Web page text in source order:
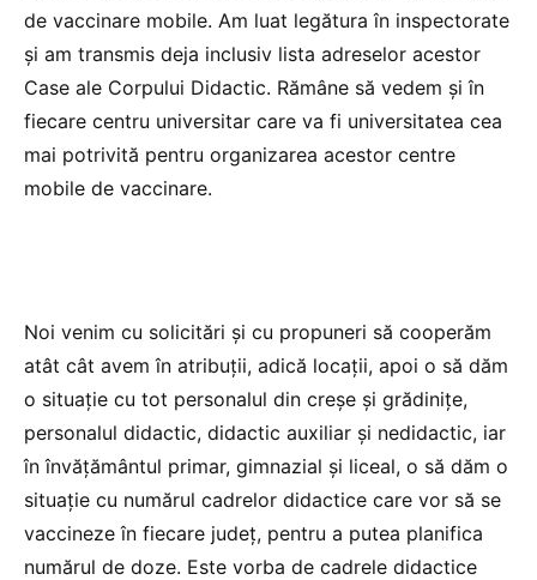
de vaccinare mobile. Am luat legătura în inspectorate
și am transmis deja inclusiv lista adreselor acestor
Case ale Corpului Didactic. Rămâne să vedem și în
fiecare centru universitar care va fi universitatea cea
mai potrivită pentru organizarea acestor centre
mobile de vaccinare.
Noi venim cu solicitări și cu propuneri să cooperăm
atât cât avem în atribuții, adică locații, apoi o să dăm
o situație cu tot personalul din creșe și grădinițe,
personalul didactic, didactic auxiliar și nedidactic, iar
în învățământul primar, gimnazial și liceal, o să dăm o
situație cu numărul cadrelor didactice care vor să se
vaccineze în fiecare județ, pentru a putea planifica
numărul de doze. Este vorba de cadrele didactice